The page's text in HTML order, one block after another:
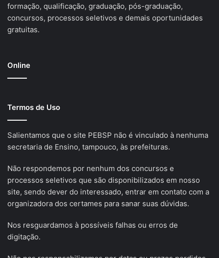
formação, qualificação, graduação, pós-graduação,
concursos, processos seletivos e demais oportunidades
gratuitas.
Online
Termos de Uso
Salientamos que o site PEBSP não é vinculado à nenhuma
secretaria de Ensino, tampouco, às prefeituras.
Não respondemos por nenhum dos concursos e
processos seletivos que são disponibilizados em nosso
site, sendo dever do interessado, entrar em contato com a
organizadora dos certames para sanar suas dúvidas.
Nos resguardamos à possíveis falhas ou erros de
digitação.